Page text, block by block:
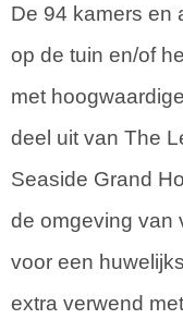
De 94 kamers en
op de tuin en/of
met
deel uit van The
Seaside Grand
de omgeving van
voor een
extra verwend